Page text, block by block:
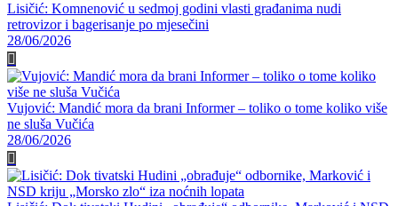
Lisičić: Komnenović u sedmoj godini vlasti građanima nudi
retrovizor i bagerisanje po mjesečini
28/06/2026
Vujović: Mandić mora da brani Informer – toliko o tome koliko više
ne sluša Vučića
28/06/2026